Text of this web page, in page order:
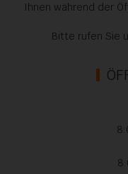
Ihnen während der
Bitte rufen Sie